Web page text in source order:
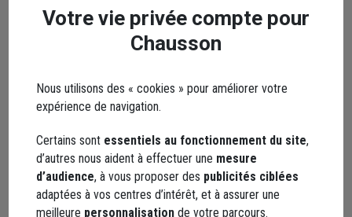
Loading...
Les services dans votre
agence
Votre vie privée compte pour
Chausson
Nous utilisons des « cookies » pour améliorer votre
expérience de navigation.
Certains sont essentiels au fonctionnement du site,
d’autres nous aident à effectuer une mesure
d’audience, à vous proposer des publicités ciblées
adaptées à vos centres d’intérêt, et à assurer une
meilleure personnalisation de votre parcours.